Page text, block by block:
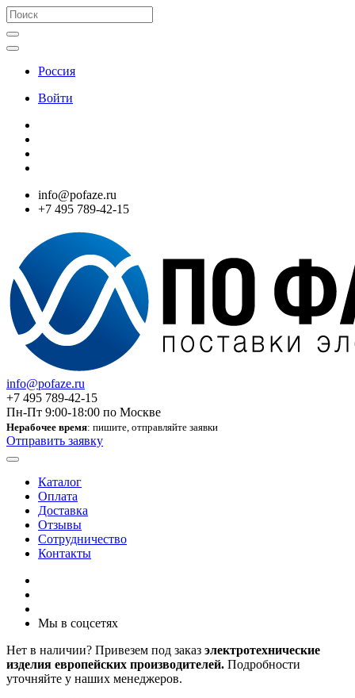
Россия
Войти
info@pofaze.ru
+7 495 789-42-15
info@pofaze.ru
+7 495 789-42-15
Пн-Пт 9:00-18:00 по Москве
Нерабочее время: пишите, отправляйте заявки
Отправить заявку
Каталог
Оплата
Доставка
Отзывы
Сотрудничество
Контакты
Мы в соцсетях
Нет в наличии? Привезем под заказ электротехнические
изделия европейских производителей. Подробности
уточняйте у наших менеджеров.